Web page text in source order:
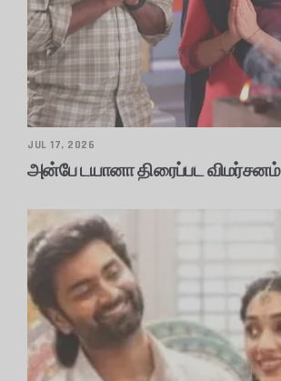
JUL 17, 2026
அன்பே டயானா திரைப்பட விமர்சனம்